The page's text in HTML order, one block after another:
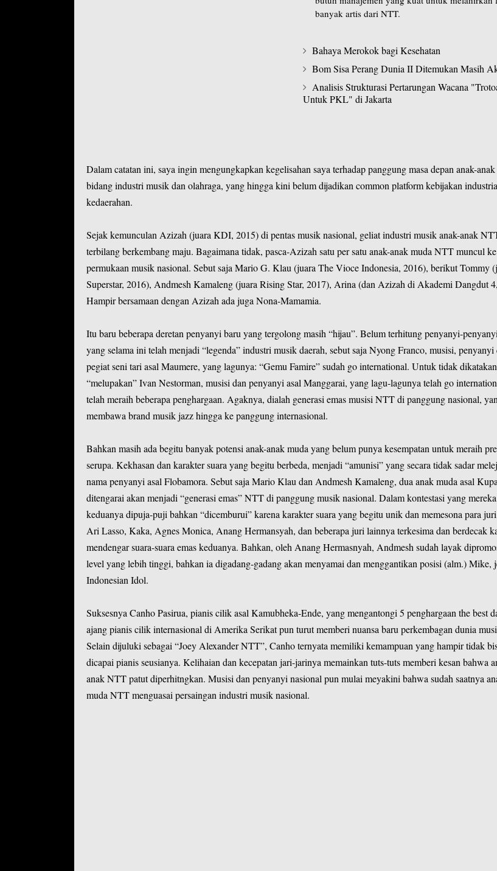
banyak artis dari NTT.
Bahaya Merokok bagi Kesehatan
Bom Sisa Perang Dunia II Ditemukan Masih
Analisis Strukturasi Pertarungan Wacana
Untuk PKL" di Jakarta
Dalam catatan ini, saya ingin mengungkapkan kegelisahan saya terhadap panggung masa depan anak-
bidang industri musik dan olahraga, yang hingga kini belum dijadikan common platform kebijakan
kedaerahan.
Sejak kemunculan Azizah (juara KDI, 2015) di pentas musik nasional, geliat industri musik anak-anak
terbilang berkembang maju. Bagaimana tidak, pasca-Azizah satu per satu anak-anak muda NTT muncul ke
permukaan musik nasional. Sebut saja Mario G. Klau (juara The Vioce Indonesia, 2016), berikut Tommy
Superstar, 2016), Andmesh Kamaleng (juara Rising Star, 2017), Arina (dan Azizah di Akademi Dangdut
Hampir bersamaan dengan Azizah ada juga Nona-Mamamia.
Itu baru beberapa deretan penyanyi baru yang tergolong masih “hijau”. Belum terhitung penyanyi-
yang selama ini telah menjadi “legenda” industri musik daerah, sebut saja Nyong Franco, musisi, penyanyi
pegiat seni tari asal Maumere, yang lagunya: “Gemu Famire” sudah go international. Untuk tidak dikatakan
“melupakan” Ivan Nestorman, musisi dan penyanyi asal Manggarai, yang lagu-lagunya telah go
telah meraih beberapa penghargaan. Agaknya, dialah generasi emas musisi NTT di panggung nasional,
membawa brand musik jazz hingga ke panggung internasional.
Bahkan masih ada begitu banyak potensi anak-anak muda yang belum punya kesempatan untuk meraih
serupa. Kekhasan dan karakter suara yang begitu berbeda, menjadi “amunisi” yang secara tidak sadar
nama penyanyi asal Flobamora. Sebut saja Mario Klau dan Andmesh Kamaleng, dua anak muda asal
ditengarai akan menjadi “generasi emas” NTT di panggung musik nasional. Dalam kontestasi yang
keduanya dipuja-puji bahkan “dicemburui” karena karakter suara yang begitu unik dan memesona para
Ari Lasso, Kaka, Agnes Monica, Anang Hermansyah, dan beberapa juri lainnya terkesima dan berdecak
mendengar suara-suara emas keduanya. Bahkan, oleh Anang Hermasnyah, Andmesh sudah layak
level yang lebih tinggi, bahkan ia digadang-gadang akan menyamai dan menggantikan posisi (alm.) Mike,
Indonesian Idol.
Suksesnya Canho Pasirua, pianis cilik asal Kamubheka-Ende, yang mengantongi 5 penghargaan the best
ajang pianis cilik internasional di Amerika Serikat pun turut memberi nuansa baru perkembagan dunia
Selain dijuluki sebagai “Joey Alexander NTT”, Canho ternyata memiliki kemampuan yang hampir tidak
dicapai pianis seusianya. Kelihaian dan kecepatan jari-jarinya memainkan tuts-tuts memberi kesan bahwa
anak NTT patut diperhitngkan. Musisi dan penyanyi nasional pun mulai meyakini bahwa sudah saatnya
muda NTT menguasai persaingan industri musik nasional.